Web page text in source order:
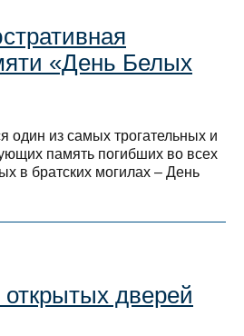
«День Белых
один из самых трогательных и
память погибших во всех
в братских могилах – День
дверей